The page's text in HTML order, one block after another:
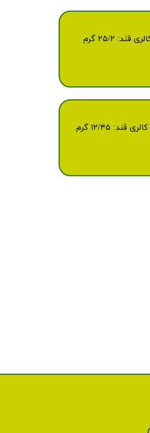
وزن /حجم ۲۰۰ م‌ل مشخصات نوع بسته بندی : پاکت استریل تعداد در کارتن: ۲۷ پاکت مدت ماندگاری: ۱۲ ماه انرژی غذایی درهر۲۴۰ میلی لیتر انرژی: ۱۱۹/۱۴ کیلو کالری قند: ۲۵/۲ گرم
وزن /حجم ۲۰۰ م‌ل مشخصات نوع بسته بندی : پاکت استریل تعداد در کارتن: ۲۷ پاکت مدت ماندگاری: ۱۲ ماه انرژی غذایی درهر۲۴۰ میلی لیتر انرژی: ۹۷/۳۴ کیلو کالری قند: ۱۲/۴۵ گرم